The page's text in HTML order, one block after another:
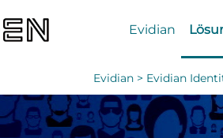
Evidian
Evidian > Evidian